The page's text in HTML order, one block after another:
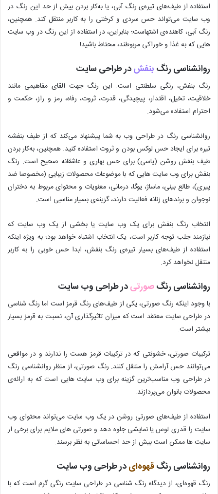
استفاده از طیف‌های تیره‌ی رنگ آبی، یا به‌کار بردن بیش از حد این رنگ در
وب سایت می‌تواند حس سردی و کرختی را به کاربر منتقل کند. همچنین،
رنگ آبی، کاهنده‌ی اشتهاست؛ بنابراین، در استفاده از این رنگ در وب سایت
هایی که به غذا و خوراکی مربوطند، محتاط باشید!
روانشناسی رنگ بنفشدر طراحی سایت
رنگ بنفش، رنگی سلطنتی است. این رنگ جهت القای مفاهیمی مانند
خلاقیت، تخیل، اقتدار، پیچیدگی، قدرت، ثروت، رفاه، رمز و راز، حکمت و
احترام استفاده می‌شود.
روانشناسی رنگ در طراحی وب به شما پیشنهاد می‌کند که از طیف بنفشه‌
تیره برای ایجاد حس لوکس بودن و ثروت استفاده کنید. همچنین، به‌کار بردن
طیف بنفش روشن (یاسی) برای حس بهاری و عاشقانه صحیح است. رنگ
بنفش برای وب سایت هایی که با موضوعات محصولات زیبایی (مخصوصا ضد
پیری)، طالع بینی، ماساژ، یوگا، درمانی، معنویات و محتوای مربوط به دختران
نوجوان و برندهای زنانه فعالیت دارند، گزینه‌ی بسیار مناسبی است.
انتخاب رنگ بنفش برای یک وب سایت یا بخشی از یک وب سایت که
نیازمند جلب توجه کاربر است، یک انتخاب اشتباه خواهد بود؛ به ویژه اینکه
استفاده از طیف‌های بسیار تیره‌ی رنگ بنفش، ابدا حس خوبی را به کاربر
منتقل نخواهد کرد.
روانشناسی رنگصورتیدر طراحی وب سایت
با وجود اینکه رنگ صورتی، یکی از طیف‌های رنگ قرمز است اما رنگ شناسی
در طراحی سایت معتقد است که میزان تاثیرگذاری آن، نسبت به قرمز بسیار
بیشتر است.
ترکیبات صورتی، خشونتی که در ترکیبات قرمز هست را ندارند و در مواقعی
می‌توانند حس آرامش را منتقل کنند. رنگ صورتی، از منظر روانشناسی رنگ
در طراحی وب مناسب‌ترین گزینه برای وب سایت هایی است که به ارائه‌ی
محصولات بانوان می‌پردازند.
استفاده از طیف‌های صورتی روشن در یک وب سایت می‌تواند محتوای وب
سایت را قدری لوس یا نمایشی جلوه دهد و صورتی های ملایم برای برخی از
سایت ها ممکن است بیش از حد احساساتی به نظر برسند.
روانشناسی رنگقهوه‌ایدر طراحی وب سایت
رنگ قهوه‌ای، از دیدگاه رنگ شناسی در طراحی سایت رنگی گرم است که با